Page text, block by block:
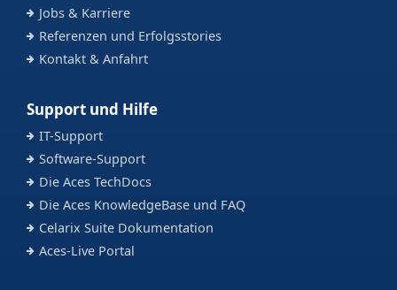
Jobs & Karriere
Referenzen und Erfolgsstories
Kontakt & Anfahrt
Support und Hilfe
IT-Support
Software-Support
Die Aces TechDocs
Die Aces KnowledgeBase und FAQ
Celarix Suite Dokumentation
Aces-Live Portal